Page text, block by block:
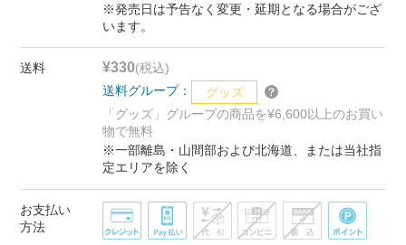
※発売日は予告なく変更・延期となる場合がござ
います。
送料 ¥330(税込)
送料グループ：
グッズ
「グッズ」グループの商品を¥6,600以上のお買い
物で無料
※一部離島・山間部および北海道、または当社指
定エリアを除く
お支払い
方法